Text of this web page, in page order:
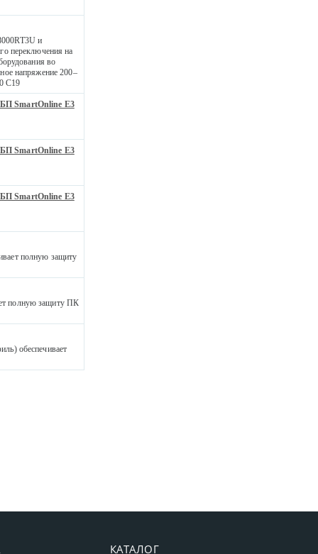
и
переключения на
во
напряжение 200–
C19
SmartOnline E3
SmartOnline E3
SmartOnline E3
полную защиту
полную защиту ПК
обеспечивает
КАТАЛОГ